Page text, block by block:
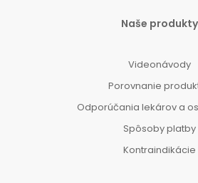
Naše produkty
Videonávody
Porovnanie
Odporúčania lekárov a
Spôsoby platby
Kontraindikácie